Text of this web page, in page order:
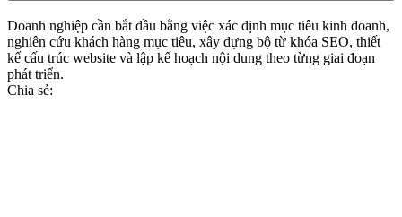
Doanh nghiệp cần bắt đầu bằng việc xác định mục tiêu kinh doanh,
nghiên cứu khách hàng mục tiêu, xây dựng bộ từ khóa SEO, thiết
kế cấu trúc website và lập kế hoạch nội dung theo từng giai đoạn
phát triển.
Chia sẻ: